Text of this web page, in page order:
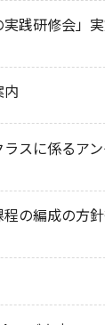
実践研修会」
スに係るア
の編成の方